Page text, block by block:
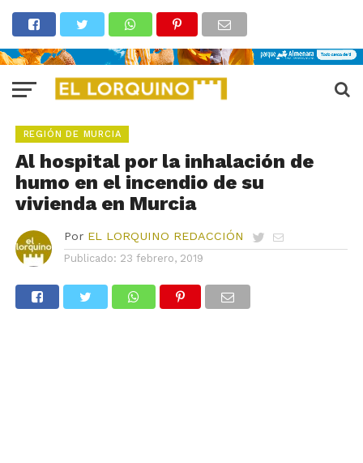
REGIÓN DE MURCIA
Al hospital por la inhalación de
humo en el incendio de su
vivienda en Murcia
Por EL LORQUINO REDACCIÓN
Publicado: 23 febrero, 2019